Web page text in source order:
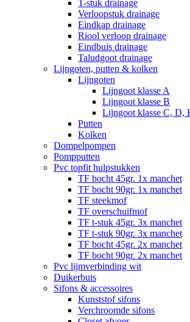
T-stuk drainage
Verloopstuk drainage
Eindkap drainage
Riool verloop drainage
Eindbuis drainage
Taludgoot drainage
Lijngoten, putten & kolken
Lijngoten
Lijngoot klasse A
Lijngoot klasse B
Lijngoot klasse C, D,
Putten
Kolken
Dompelpompen
Pompputten
Pvc topfit hulpstukken
TF bocht 45gr. 1x manchet
TF bocht 90gr. 1x manchet
TF steekmof
TF overschuifmof
TF t-stuk 45gr. 3x manchet
TF t-stuk 90gr. 3x manchet
TF bocht 45gr. 2x manchet
TF bocht 90gr. 2x manchet
Pvc lijmverbinding wit
Duikerbuis
Sifons & accessoires
Kunststof sifons
Verchroomde sifons